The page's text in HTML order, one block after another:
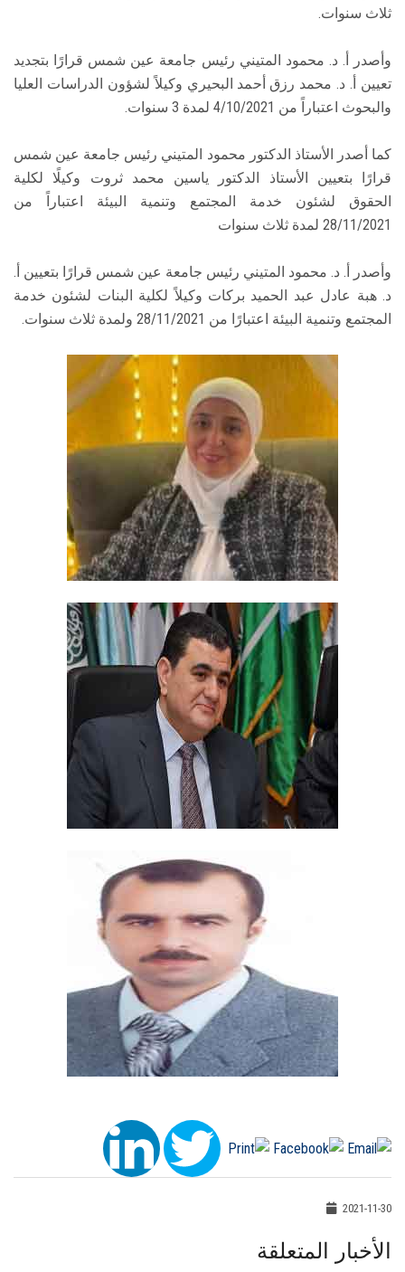
ثلاث سنوات.
وأصدر أ. د. محمود المتيني رئيس جامعة عين شمس قرارًا بتجديد
تعيين أ. د. محمد رزق أحمد البحيري وكيلاً لشؤون الدراسات العليا
والبحوث اعتباراً من 4/10/2021 لمدة 3 سنوات.
كما أصدر الأستاذ الدكتور محمود المتيني رئيس جامعة عين شمس
قرارًا بتعيين الأستاذ الدكتور ياسين محمد ثروت وكيلًا لكلية
الحقوق لشئون خدمة المجتمع وتنمية البيئة اعتباراً من
28/11/2021 لمدة ثلاث سنوات
وأصدر أ. د. محمود المتيني رئيس جامعة عين شمس قرارًا بتعيين أ.
د. هبة عادل عبد الحميد بركات وكيلاً لكلية البنات لشئون خدمة
المجتمع وتنمية البيئة اعتبارًا من 28/11/2021 ولمدة ثلاث سنوات.
2021-11-30
الأخبار المتعلقة